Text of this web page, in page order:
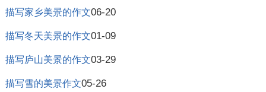
描写家乡美景的作文06-20
描写冬天美景的作文01-09
描写庐山美景的作文03-29
描写雪的美景作文05-26